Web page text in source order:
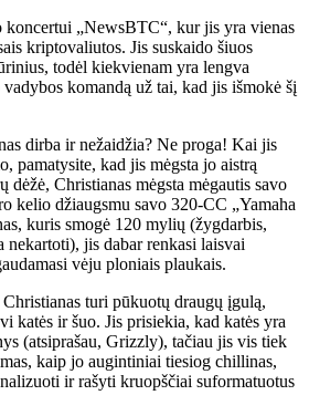
„NewsBTC“, kur jis yra vienas
kriptovaliutos. Jis suskaido šiuos
todėl kiekvienam yra lengva
komandą už tai, kad jis išmokė šį
dirba ir nežaidžia? Ne proga! Kai jis
pamatysite, kad jis mėgsta jo aistrą
dėžė, Christianas mėgsta mėgautis savo
kelio džiaugsmu savo 320-CC „Yamaha
kuris smogė 120 mylių (žygdarbis,
nekartoti), jis dabar renkasi laisvai
vėju ploniais plaukais.
turi pūkuotų draugų įgulą,
katės ir šuo. Jis prisiekia, kad katės yra
(atsiprašau, Grizzly), tačiau jis vis tiek
kaip jo augintiniai tiesiog chillinas,
ir rašyti kruopščiai suformatuotus